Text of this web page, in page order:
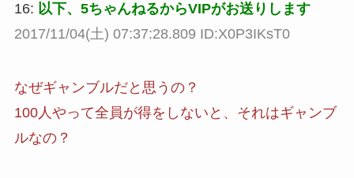
16: 以下、5ちゃんねるからVIPがお送りします
2017/11/04(土) 07:37:28.809 ID:X0P3IKsT0
なぜギャンブルだと思うの？
100人やって全員が得をしないと、それはギャンブ
ルなの？